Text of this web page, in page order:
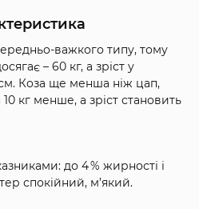
важкого типу, тому
– 60 кг, а зріст у
Коза ще менша ніж цап,
кг менше, а зріст становить
до 4 % жирності і
спокійний, м’який.